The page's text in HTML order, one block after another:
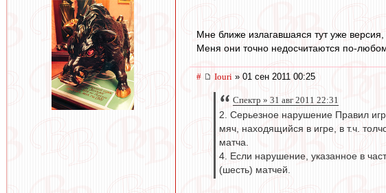
Мне ближе излагавшаяся тут уже
Меня они точно недосчитаются по-
# Iouri » 01 сен 2011 00:25
Спектр » 31 авг 2011 22:31
2. Серьезное нарушение Правил
мяч, находящийся в игре, в т.ч.
матча.
4. Если нарушение, указанное в
(шесть) матчей.